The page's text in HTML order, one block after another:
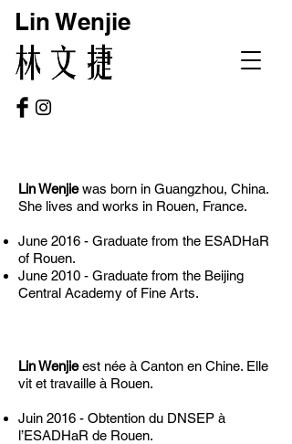
Lin Wenjie
Lin Wenjiewas born in Guangzhou, China.
She lives and works in Rouen, France.
June 2016 - Graduate from the ESADHaR
of Rouen.
June 2010 - Graduate from the Beijing
Central Academy of Fine Arts.
Lin Wenjieest née à Canton en Chine. Elle
vit et travaille à Rouen.
Juin 2016 - Obtention du DNSEP à
l’ESADHaR de Rouen.